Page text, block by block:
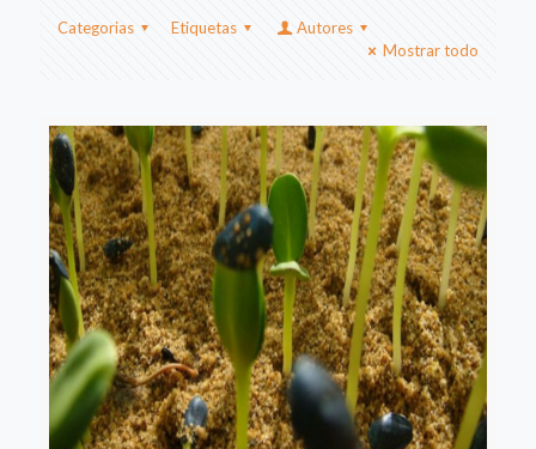
Categorias Etiquetas
Autores
Mostrar todo